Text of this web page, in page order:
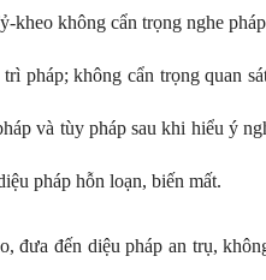
kheo không cẩn trọng nghe
pháp; không cẩn trọng quan
và tùy pháp sau khi hiểu ý
pháp hỗn loạn, biến mất.
đưa đến diệu pháp an trụ,